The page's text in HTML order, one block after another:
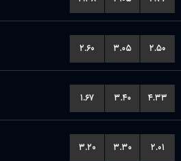
۲.۶۰ ۳.۰۵ ۲.۵۰
۱.۶۷ ۳.۴۰ ۴.۳۳
۳.۲۰ ۳.۳۰ ۲.۰۱